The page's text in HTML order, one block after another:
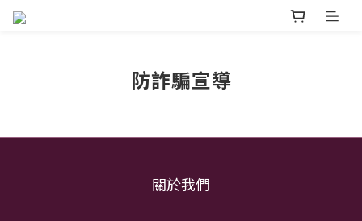
防詐騙宣導
關於我們